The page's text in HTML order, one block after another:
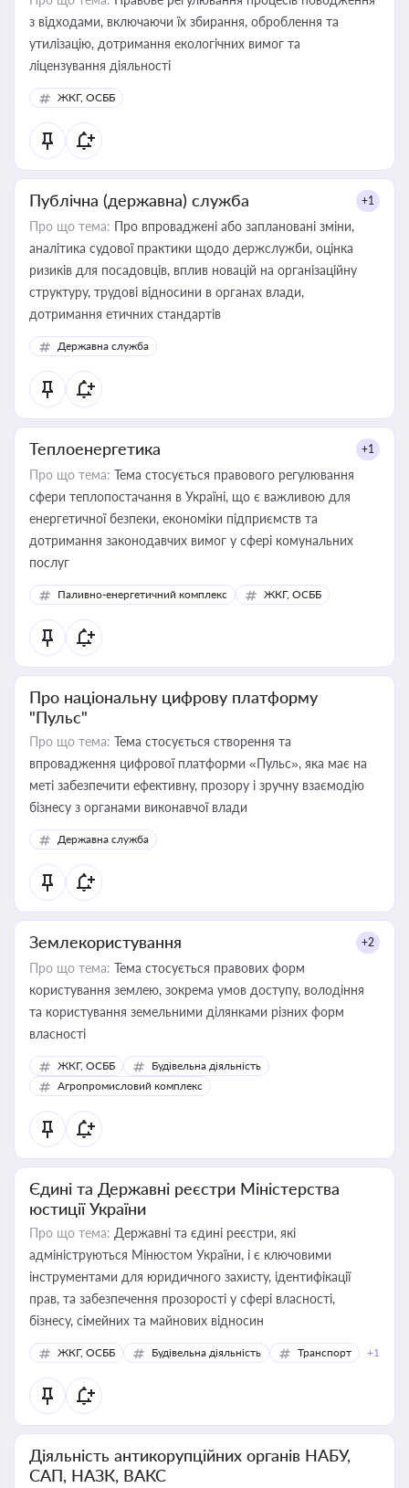
з відходами, включаючи їх збирання, оброблення та
утилізацію, дотримання екологічних вимог та
ліцензування діяльності
ЖКГ, ОСББ
Публічна (державна) служба +1
Про що тема: Про впроваджені або заплановані зміни,
аналітика судової практики щодо держслужби, оцінка
ризиків для посадовців, вплив новацій на організаційну
структуру, трудові відносини в органах влади,
дотримання етичних стандартів
Державна служба
Теплоенергетика +1
Про що тема: Тема стосується правового регулювання
сфери теплопостачання в Україні, що є важливою для
енергетичної безпеки, економіки підприємств та
дотримання законодавчих вимог у сфері комунальних
послуг
Паливно-енергетичний комплекс ЖКГ, ОСББ
Про національну цифрову платформу
"Пульс"
Про що тема: Тема стосується створення та
впровадження цифрової платформи «Пульс», яка має на
меті забезпечити ефективну, прозору і зручну взаємодію
бізнесу з органами виконавчої влади
Державна служба
Землекористування +2
Про що тема: Тема стосується правових форм
користування землею, зокрема умов доступу, володіння
та користування земельними ділянками різних форм
власності
ЖКГ, ОСББ
Будівельна діяльність
Агропромисловий комплекс
Єдині та Державні реєстри Міністерства
юстиції України
Про що тема: Державні та єдині реєстри, які
адмініструються Мінюстом України, і є ключовими
інструментами для юридичного захисту, ідентифікації
прав, та забезпечення прозорості у сфері власності,
бізнесу, сімейних та майнових відносин
ЖКГ, ОСББ Будівельна діяльність Транспорт +1
Діяльність антикорупційних органів НАБУ,
САП, НАЗК, ВАКС